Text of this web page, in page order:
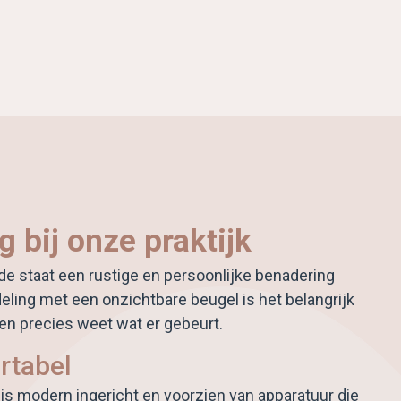
bij onze praktijk
staat een rustige en persoonlijke benadering
met een onzichtbare beugel is het belangrijk
precies weet wat er gebeurt.
modern ingericht en voorzien van apparatuur die